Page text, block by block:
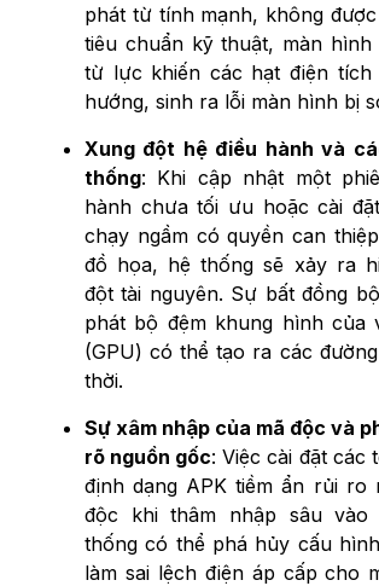
phát từ tính mạnh, không
tiêu chuẩn kỹ thuật, màn hình
từ lực khiến các hạt điện tích
hướng, sinh ra lỗi màn hình bị
Xung đột hệ điều hành và
thống: Khi cập nhật một
hành chưa tối ưu hoặc cài
chạy ngầm có quyền can
đồ họa, hệ thống sẽ xảy ra
đột tài nguyên. Sự bất đồng
phát bộ đệm khung hình của
(GPU) có thể tạo ra các
thời.
Sự xâm nhập của mã độc và
rõ nguồn gốc: Việc cài đặt các
định dạng APK tiềm ẩn rủi ro
độc khi thâm nhập sâu vào
thống có thể phá hủy cấu
làm sai lệch điện áp cấp cho